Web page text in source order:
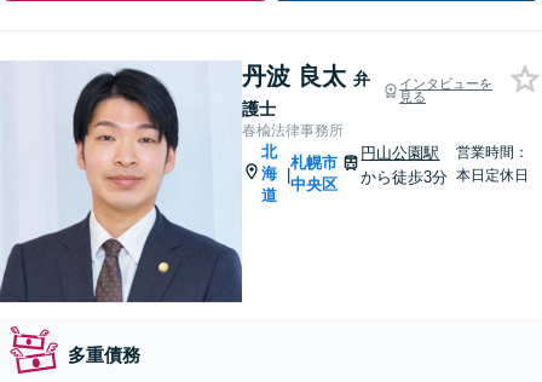
丹波 良太 弁
護士
インタビューを
見る
春楡法律事務所
北
海
道
|
札幌市
中央区
円山公園駅
から徒歩3分
営業時間：
本日定休日
多重債務